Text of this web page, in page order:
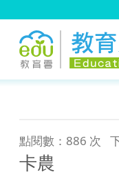
點閱數：886 次
卡農